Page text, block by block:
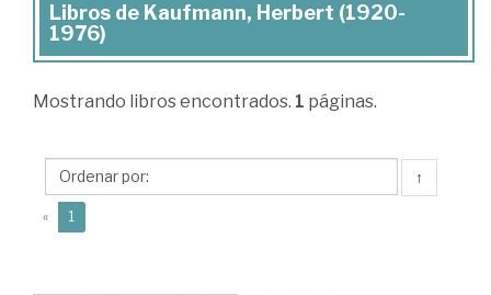
Libros
de
Kaufmann,
(1920-
1976)
Libros de Kaufmann, Herbert (1920-
1976)
Mostrando libros encontrados. 1 páginas.
↑
« 1